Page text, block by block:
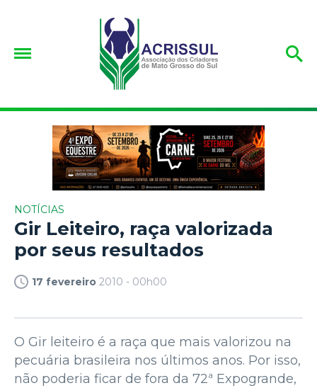
NOTÍCIAS
Gir Leiteiro, raça valorizada
por seus resultados
17 fevereiro 2010 - 00h00
O Gir leiteiro é a raça que mais valorizou na
pecuária brasileira nos últimos anos. Por isso,
não poderia ficar de fora da 72ª Expogrande,